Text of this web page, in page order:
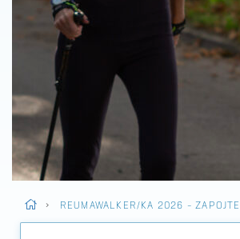
> REUMAWALKER/KA 2026 –